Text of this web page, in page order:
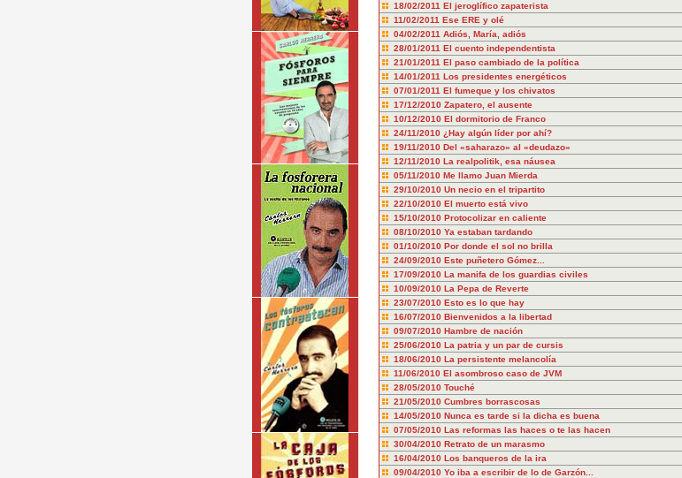
18/02/2011 El jeroglífico zapaterista
11/02/2011 Ese ERE y olé
04/02/2011 Adiós, María, adiós
28/01/2011 El cuento independentista
21/01/2011 El paso cambiado de la política
14/01/2011 Los presidentes energéticos
07/01/2011 El fumeque y los chivatos
17/12/2010 Zapatero, el ausente
10/12/2010 El dormitorio de Franco
24/11/2010 ¿Hay algún líder por ahí?
19/11/2010 Del «saharazo» al «deudazo»
12/11/2010 La realpolitik, esa náusea
05/11/2010 Me llamo Juan Mierda
29/10/2010 Un necio en el tripartito
22/10/2010 El muerto está vivo
15/10/2010 Protocolizar en caliente
08/10/2010 Ya estaban tardando
01/10/2010 Por donde el sol no brilla
24/09/2010 Este puñetero Gómez...
17/09/2010 La manifa de los guardias civiles
10/09/2010 La Pepa de Reverte
23/07/2010 Esto es lo que hay
16/07/2010 Bienvenidos a la libertad
09/07/2010 Hambre de nación
25/06/2010 La patria y un par de cursis
18/06/2010 La persistente melancolía
11/06/2010 El asombroso caso de JVM
28/05/2010 Touché
21/05/2010 Cumbres borrascosas
14/05/2010 Nunca es tarde si la dicha es buena
07/05/2010 Las reformas las haces o te las hacen
30/04/2010 Retrato de un marasmo
16/04/2010 Los banqueros de la ira
09/04/2010 Yo iba a escribir de lo de Garzón...